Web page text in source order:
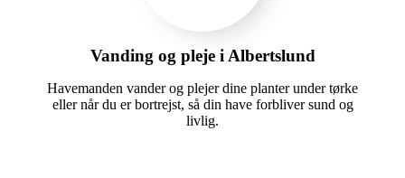
Vanding og pleje i Albertslund
Havemanden vander og plejer dine planter under tørke
eller når du er bortrejst, så din have forbliver sund og
livlig.